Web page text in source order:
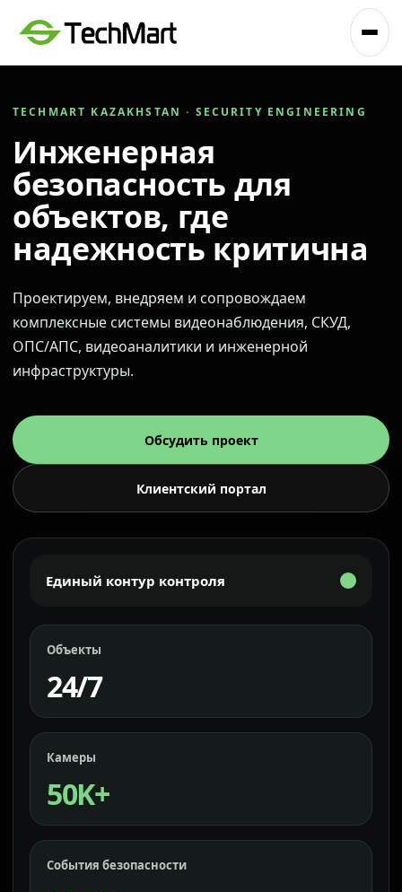
TECHMART KAZAKHSTAN · SECURITY ENGINEERING
Инженерная
безопасность для
объектов, где
надежность критична
Проектируем, внедряем и сопровождаем
комплексные системы видеонаблюдения, СКУД,
ОПС/АПС, видеоаналитики и инженерной
инфраструктуры.
Обсудить проект
Клиентский портал
Единый контур контроля
Объекты
24/7
Камеры
50K+
События безопасности